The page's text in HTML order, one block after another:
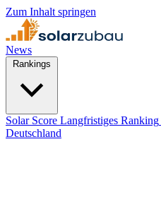
Zum Inhalt springen
News
Solar Score Langfristiges Ranking
Deutschland